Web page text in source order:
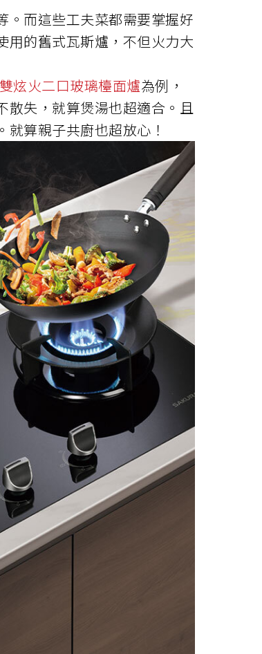
。而這些工夫菜都需要掌握好
用的舊式瓦斯爐，不但火力大
炫火二口玻璃檯面爐為例，
失，就算煲湯也超適合。且
算親子共廚也超放心！